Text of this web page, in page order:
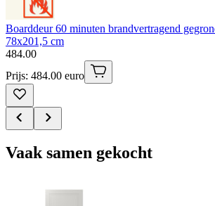
Boarddeur 60 minuten brandvertragend
78x201,5 cm
484.00
Prijs: 484.00 euro
Vaak samen gekocht